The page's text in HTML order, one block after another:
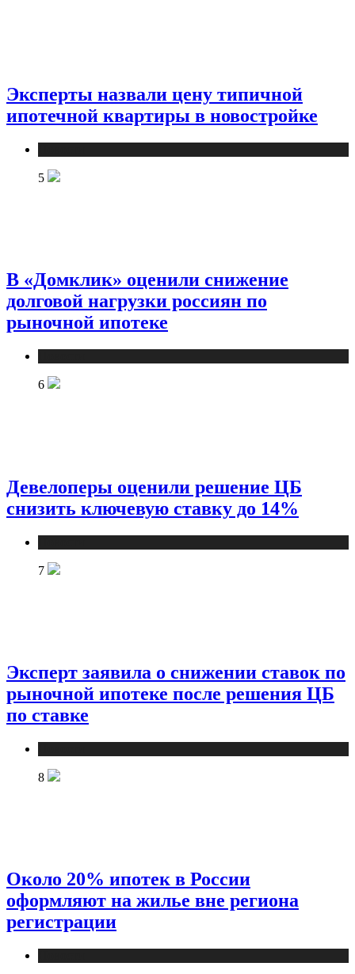
Эксперты назвали цену типичной
ипотечной квартиры в новостройке
5
В «Домклик» оценили снижение
долговой нагрузки россиян по
рыночной ипотеке
6
Девелоперы оценили решение ЦБ
снизить ключевую ставку до 14%
7
Эксперт заявила о снижении ставок по
рыночной ипотеке после решения ЦБ
по ставке
8
Около 20% ипотек в России
оформляют на жилье вне региона
регистрации